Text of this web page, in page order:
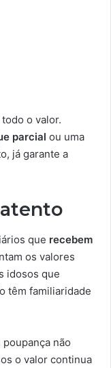
o valor.
parcial ou uma
já garante a
que recebem
os valores
idosos que
têm familiaridade
não
o valor continua